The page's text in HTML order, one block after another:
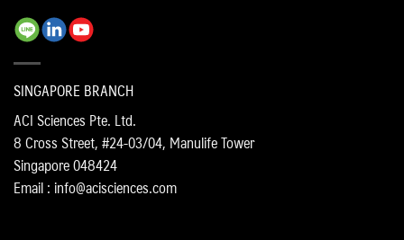
SINGAPORE BRANCH
ACI Sciences Pte. Ltd.
8 Cross Street, #24-03/04, Manulife Tower
Singapore 048424
Email : info@acisciences.com